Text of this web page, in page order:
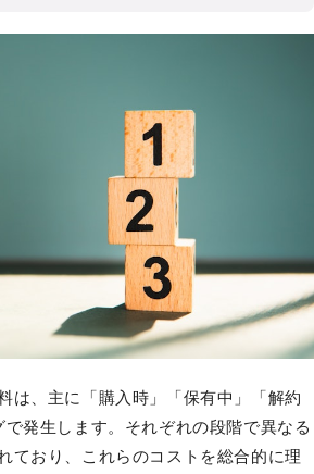
は、主に「購入時」「保有中」「解約
発生します。それぞれの段階で異なる
ており、これらのコストを総合的に理